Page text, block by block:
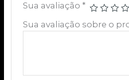
Sua avaliação *
Sua avaliação sobre o